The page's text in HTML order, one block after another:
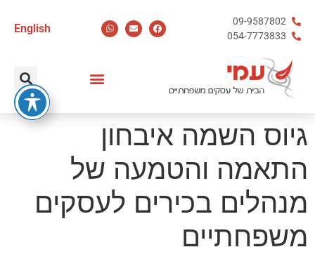
09-9587802
054-7773833
English
גיוס השמה איבחון
התאמה והטמעה של
מנהלים בכירים לעסקים
משפחתיים